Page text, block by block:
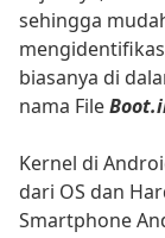
sehingga
biasanya di
nama File
Kernel di
dari OS dan
Smartphone